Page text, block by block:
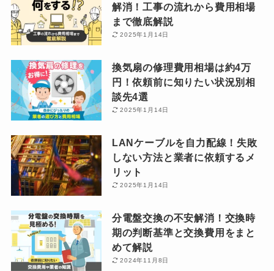
解消！工事の流れから費用相場
まで徹底解説
2025年1月14日
換気扇の修理費用相場は約4万
円！依頼前に知りたい状況別相
談先4選
2025年1月14日
LANケーブルを自力配線！失敗
しない方法と業者に依頼するメ
リット
2025年1月14日
分電盤交換の不安解消！交換時
期の判断基準と交換費用をまと
めて解説
2024年11月8日